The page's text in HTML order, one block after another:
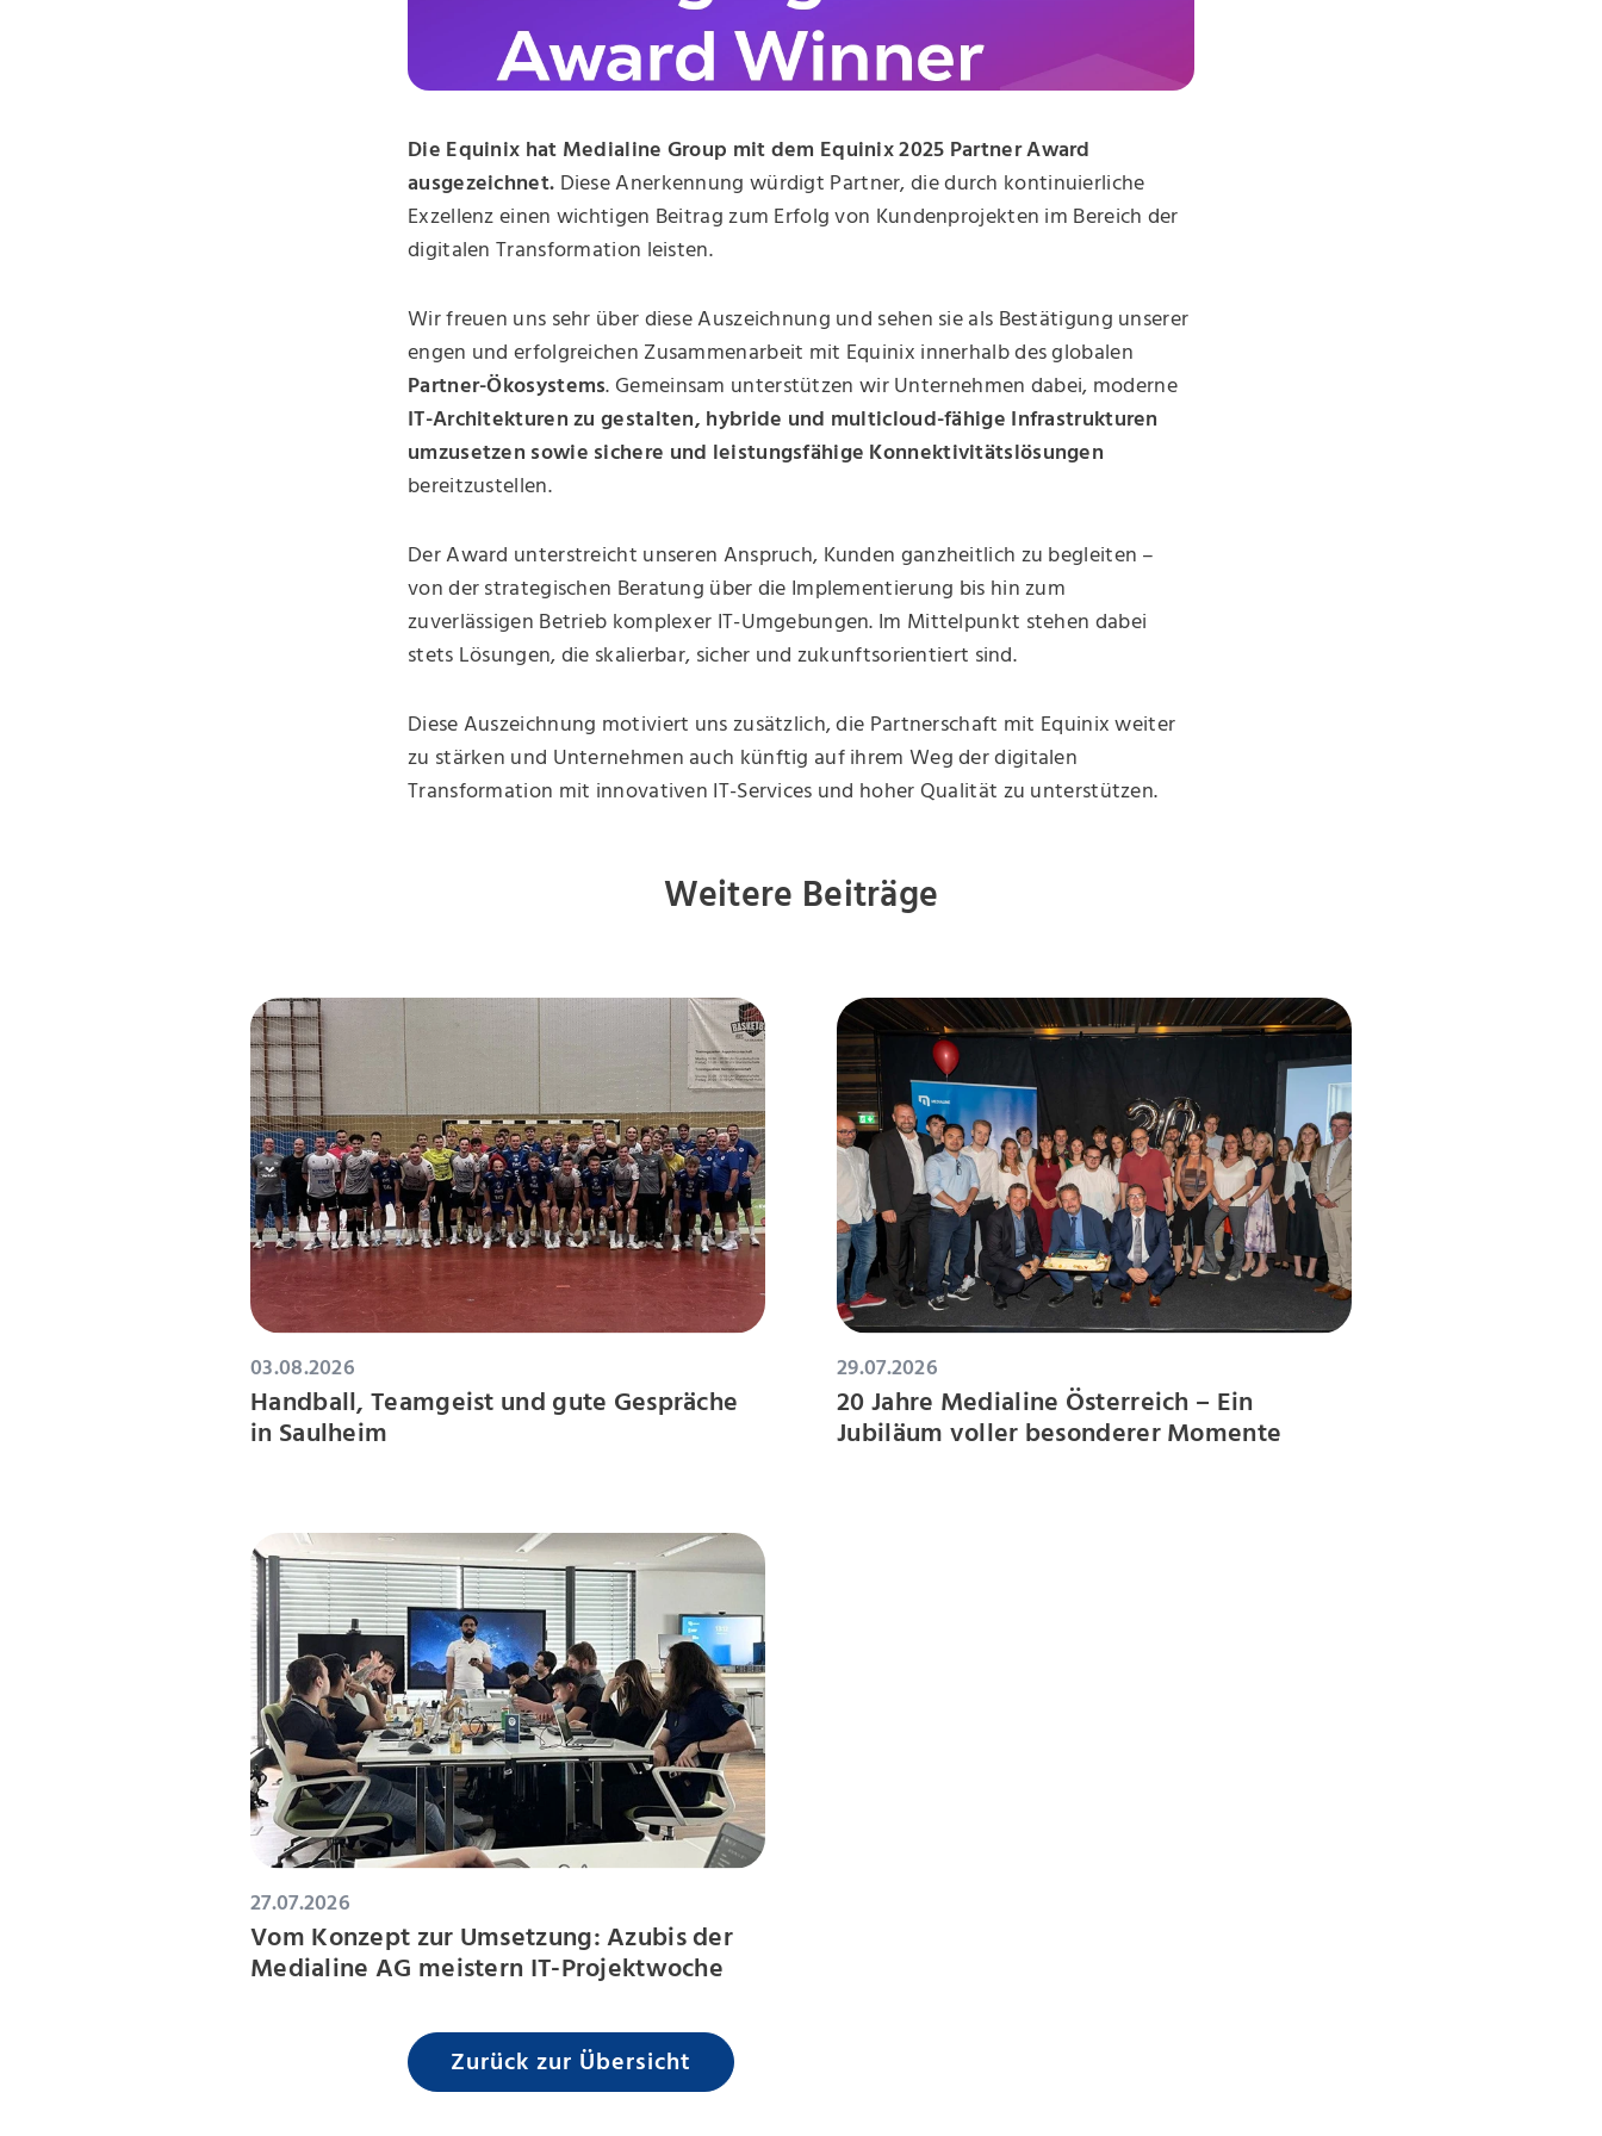
Die Equinix hat Medialine Group mit dem Equinix 2025 Partner Award
ausgezeichnet. Diese Anerkennung würdigt Partner, die durch kontinuierliche
Exzellenz einen wichtigen Beitrag zum Erfolg von Kundenprojekten im Bereich der
digitalen Transformation leisten.
Wir freuen uns sehr über diese Auszeichnung und sehen sie als Bestätigung unserer
engen und erfolgreichen Zusammenarbeit mit Equinix innerhalb des globalen
Partner-Ökosystems. Gemeinsam unterstützen wir Unternehmen dabei, moderne
IT-Architekturen zu gestalten, hybride und multicloud-fähige Infrastrukturen
umzusetzen sowie sichere und leistungsfähige Konnektivitätslösungen
bereitzustellen.
Der Award unterstreicht unseren Anspruch, Kunden ganzheitlich zu begleiten –
von der strategischen Beratung über die Implementierung bis hin zum
zuverlässigen Betrieb komplexer IT-Umgebungen. Im Mittelpunkt stehen dabei
stets Lösungen, die skalierbar, sicher und zukunftsorientiert sind.
Diese Auszeichnung motiviert uns zusätzlich, die Partnerschaft mit Equinix weiter
zu stärken und Unternehmen auch künftig auf ihrem Weg der digitalen
Transformation mit innovativen IT-Services und hoher Qualität zu unterstützen.
Weitere Beiträge
03.08.2026
Handball, Teamgeist und gute Gespräche
in Saulheim
29.07.2026
20 Jahre Medialine Österreich – Ein
Jubiläum voller besonderer Momente
27.07.2026
Vom Konzept zur Umsetzung: Azubis der
Medialine AG meistern IT-Projektwoche
Zurück zur Übersicht